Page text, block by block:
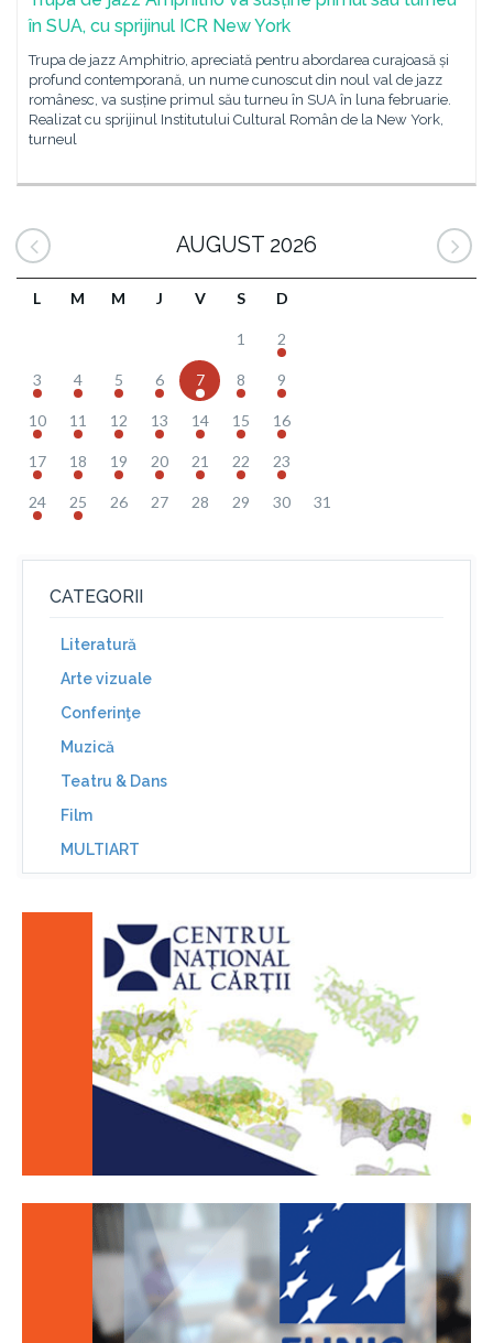
în SUA, cu sprijinul ICR New York
Trupa de jazz Amphitrio, apreciată pentru abordarea curajoasă și
profund contemporană, un nume cunoscut din noul val de jazz
românesc, va susține primul său turneu în SUA în luna februarie.
Realizat cu sprijinul Institutului Cultural Român de la New York,
turneul
AUGUST 2026
L M M J V S D
1 2
3 4 5 6 7 8 9
10 11 12 13 14 15 16
17 18 19 20 21 22 23
24 25 26 27 28 29 30 31
CATEGORII
Literatură
Arte vizuale
Conferinţe
Muzică
Teatru & Dans
Film
MULTIART